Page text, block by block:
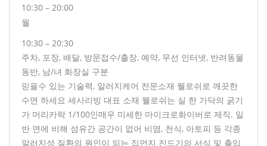
10:30 – 20:00
월
10:30 – 20:30
주차, 포장, 배달, 방문접수/출장, 예약, 무선 인터넷, 반려동물
동반, 남/녀 화장실 구분
믿을수 있는 기술력, 알러지케어 전문소재 웰로쉬로 깨끗한
수면 하세요 세사리빙 대표 소재 웰로쉬는 실 한 가닥의 굵기
가 머리카락 1/100인매우 미세한 마이크로화이버로 제직. 일
반 면에 비해 섬유간 공간이 없어 비염, 천식, 아토피 등 각종
알러지성 질환의 원인이 되는 집먼지 진드기의 서식 및 출입